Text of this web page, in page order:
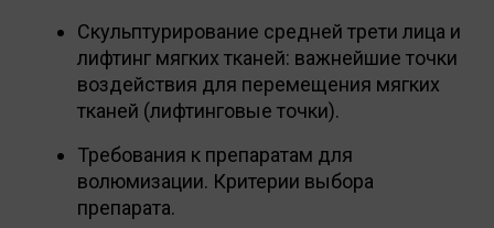
Скульптурирование средней трети лица и
лифтинг мягких тканей: важнейшие точки
воздействия для перемещения мягких
тканей (лифтинговые точки).
Требования к препаратам для
волюмизации. Критерии выбора
препарата.